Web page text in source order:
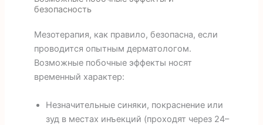
безопасность
Мезотерапия, как правило, безопасна, если
проводится опытным дерматологом.
Возможные побочные эффекты носят
временный характер:
Незначительные синяки, покраснение или
зуд в местах инъекций (проходят через 24–